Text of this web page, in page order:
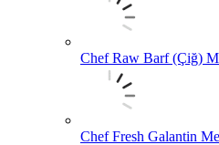
Chef Raw Barf (Çiğ)
Chef Fresh Galantin